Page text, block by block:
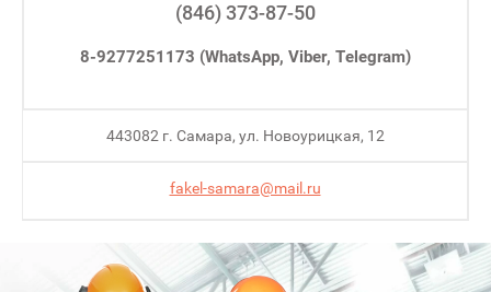
(846) 373-87-50
8-9277251173 (WhatsApp, Viber, Telegram)
443082 г. Самара, ул. Новоурицкая, 12
fakel-samara@mail.ru